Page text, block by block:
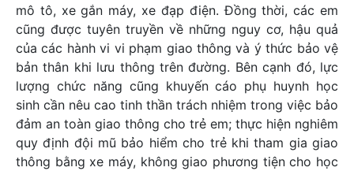
mô tô, xe gắn máy, xe đạp điện. Đồng thời, các em
cũng được tuyên truyền về những nguy cơ, hậu quả
của các hành vi vi phạm giao thông và ý thức bảo vệ
bản thân khi lưu thông trên đường. Bên cạnh đó, lực
lượng chức năng cũng khuyến cáo phụ huynh học
sinh cần nêu cao tinh thần trách nhiệm trong việc bảo
đảm an toàn giao thông cho trẻ em; thực hiện nghiêm
quy định đội mũ bảo hiểm cho trẻ khi tham gia giao
thông bằng xe máy, không giao phương tiện cho học